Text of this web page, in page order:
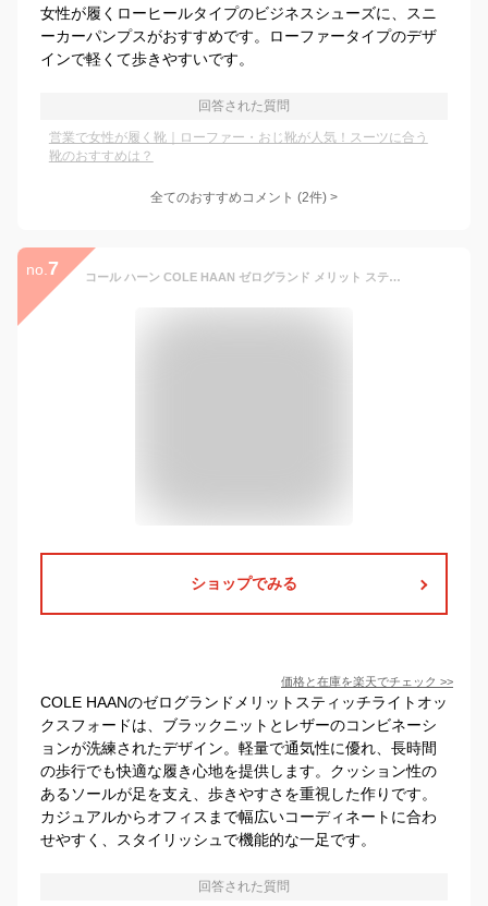
女性が履くローヒールタイプのビジネスシューズに、スニ
ーカーパンプスがおすすめです。ローファータイプのデザ
インで軽くて歩きやすいです。
回答された質問
営業で女性が履く靴｜ローファー・おじ靴が人気！スーツに合う
靴のおすすめは？
全てのおすすめコメント (2件) >
no. 7 コール ハーン COLE HAAN ゼログランド メリット スティッチライト オックスフォード womens （ブラックニット / レザー / ブラック）
ショップでみる
価格と在庫を楽天でチェック >>
COLE HAANのゼログランドメリットスティッチライトオッ
クスフォードは、ブラックニットとレザーのコンビネーシ
ョンが洗練されたデザイン。軽量で通気性に優れ、長時間
の歩行でも快適な履き心地を提供します。クッション性の
あるソールが足を支え、歩きやすさを重視した作りです。
カジュアルからオフィスまで幅広いコーディネートに合わ
せやすく、スタイリッシュで機能的な一足です。
回答された質問